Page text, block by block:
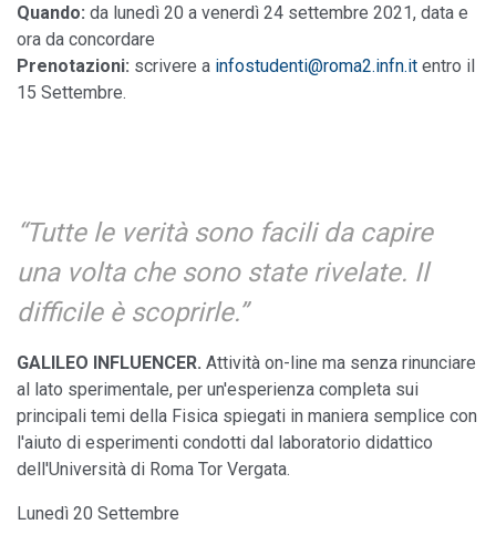
Quando: da lunedì 20 a venerdì 24 settembre 2021, data e
ora da concordare
Prenotazioni: scrivere a infostudenti@roma2.infn.it entro il
15 Settembre.
Tutte le verità sono facili da capire
una volta che sono state rivelate. Il
difficile è scoprirle.
GALILEO INFLUENCER. Attività on-line ma senza rinunciare
al lato sperimentale, per un'esperienza completa sui
principali temi della Fisica spiegati in maniera semplice con
l'aiuto di esperimenti condotti dal laboratorio didattico
dell'Università di Roma Tor Vergata.
Lunedì 20 Settembre